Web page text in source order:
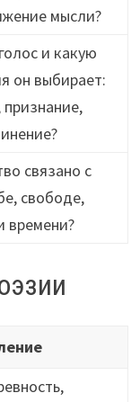
мысли?
и какую
он выбирает:
связано с
свободе,
времени?